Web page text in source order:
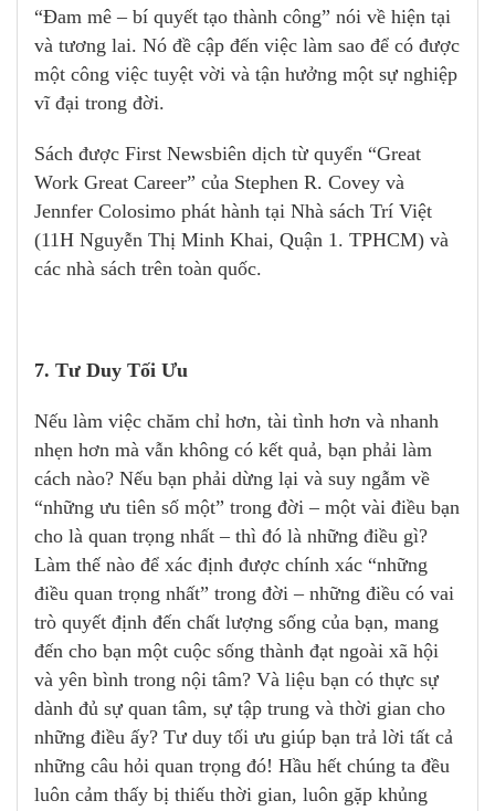
“Đam mê – bí quyết tạo thành công” nói về hiện tại
và tương lai. Nó đề cập đến việc làm sao để có được
một công việc tuyệt vời và tận hưởng một sự nghiệp
vĩ đại trong đời.
Sách được First Newsbiên dịch từ quyển “Great
Work Great Career” của Stephen R. Covey và
Jennfer Colosimo phát hành tại Nhà sách Trí Việt
(11H Nguyễn Thị Minh Khai, Quận 1. TPHCM) và
các nhà sách trên toàn quốc.
7. Tư Duy Tối Ưu
Nếu làm việc chăm chỉ hơn, tài tình hơn và nhanh
nhẹn hơn mà vẫn không có kết quả, bạn phải làm
cách nào? Nếu bạn phải dừng lại và suy ngẫm về
“những ưu tiên số một” trong đời – một vài điều bạn
cho là quan trọng nhất – thì đó là những điều gì?
Làm thế nào để xác định được chính xác “những
điều quan trọng nhất” trong đời – những điều có vai
trò quyết định đến chất lượng sống của bạn, mang
đến cho bạn một cuộc sống thành đạt ngoài xã hội
và yên bình trong nội tâm? Và liệu bạn có thực sự
dành đủ sự quan tâm, sự tập trung và thời gian cho
những điều ấy? Tư duy tối ưu giúp bạn trả lời tất cả
những câu hỏi quan trọng đó! Hầu hết chúng ta đều
luôn cảm thấy bị thiếu thời gian, luôn gặp khủng